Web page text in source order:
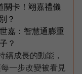
關卡！翊嘉禮儀
？
嘉：智慧通膨重
？
續成長的動能，
一步改變被看見